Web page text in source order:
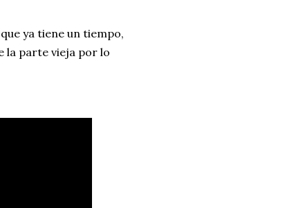
ya tiene un tiempo,
la parte vieja por lo